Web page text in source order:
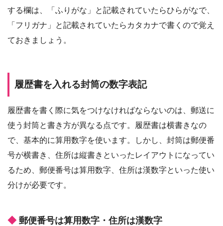
する欄は、「ふりがな」と記載されていたらひらがなで、
「フリガナ」と記載されていたらカタカナで書くので覚え
ておきましょう。
履歴書を入れる封筒の数字表記
履歴書を書く際に気をつけなければならないのは、郵送に
使う封筒と書き方が異なる点です。履歴書は横書きなの
で、基本的に算用数字を使います。しかし、封筒は郵便番
号が横書き、住所は縦書きといったレイアウトになってい
るため、郵便番号は算用数字、住所は漢数字といった使い
分けが必要です。
郵便番号は算用数字・住所は漢数字